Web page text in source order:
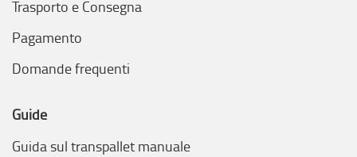
Trasporto e Consegna
Pagamento
Domande frequenti
Guide
Guida sul transpallet manuale